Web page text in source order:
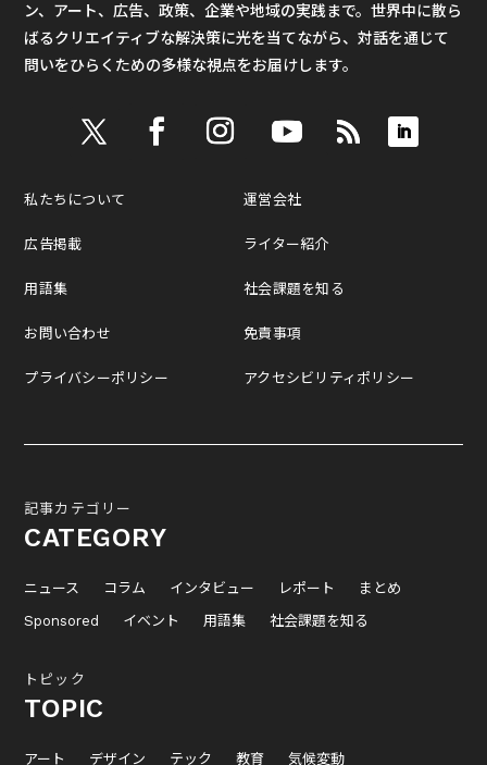
ン、アート、広告、政策、企業や地域の実践まで。世界中に散ら
ばるクリエイティブな解決策に光を当てながら、対話を通じて
問いをひらくための多様な視点をお届けします。
私たちについて
広告掲載
用語集
お問い合わせ
プライバシーポリシー
運営会社
ライター紹介
社会課題を知る
免責事項
アクセシビリティポリシー
記事カテゴリー
CATEGORY
ニュース コラム インタビュー レポート
まとめ
Sponsored
イベント 用語集 社会課題を知る
トピック
TOPIC
アート デザイン テック 教育 気候変動